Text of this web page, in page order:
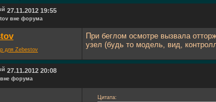
27.11.2012 19:55
При беглом осмотре вызвала
узел (будь то модель, вид,
27.11.2012 20:08
Цитата: